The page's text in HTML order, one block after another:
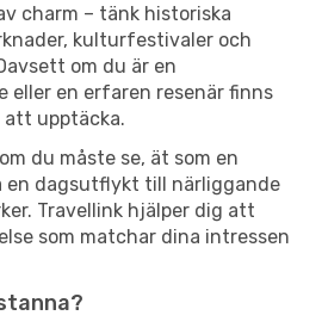
charm – tänk historiska
kulturfestivaler och
om du är en
eller en erfaren resenär finns
upptäcka.
du måste se, ät som en
en dagsutflykt till närliggande
Travellink hjälper dig att
som matchar dina intressen